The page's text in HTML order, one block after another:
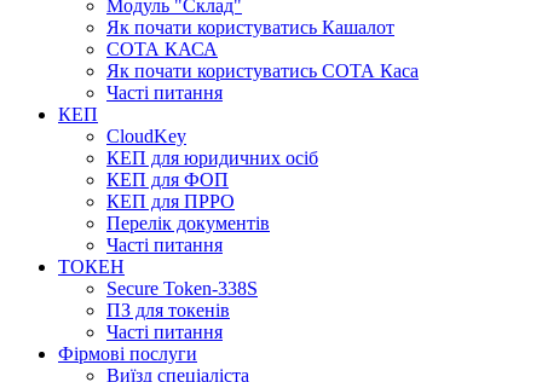
Модуль "Склад"
Як почати користуватись Кашалот
СОТА КАСА
Як почати користуватись СОТА Каса
Часті питання
КЕП
CloudKey
КЕП для юридичних осіб
КЕП для ФОП
КЕП для ПРРО
Перелік документів
Часті питання
ТОКЕН
Secure Token-338S
ПЗ для токенів
Часті питання
Фірмові послуги
Виїзд спеціаліста